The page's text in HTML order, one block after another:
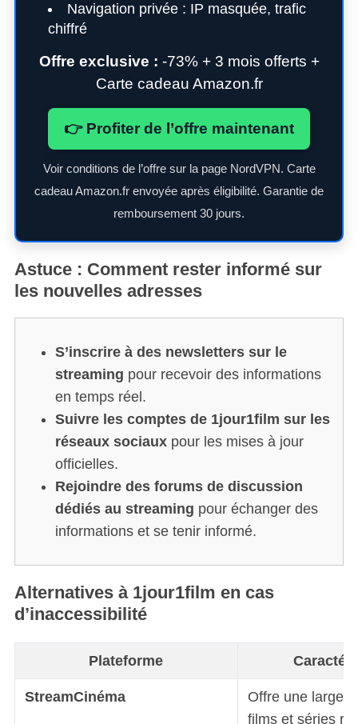
Navigation privée : IP masquée, trafic
chiffré
Offre exclusive : -73% + 3 mois offerts +
Carte cadeau Amazon.fr
👉 Profiter de l’offre maintenant
Voir conditions de l’offre sur la page NordVPN. Carte
cadeau Amazon.fr envoyée après éligibilité. Garantie de
remboursement 30 jours.
Astuce : Comment rester informé sur
les nouvelles adresses
S’inscrire à des newsletters sur le
streaming pour recevoir des informations
en temps réel.
Suivre les comptes de 1jour1film sur les
réseaux sociauxpour les mises à jour
officielles.
Rejoindre des forums de discussion
dédiés au streaming pour échanger des
informations et se tenir informé.
Alternatives à 1jour1film en cas
d’inaccessibilité
Plateforme
StreamCinéma
Offre une large
films et séries